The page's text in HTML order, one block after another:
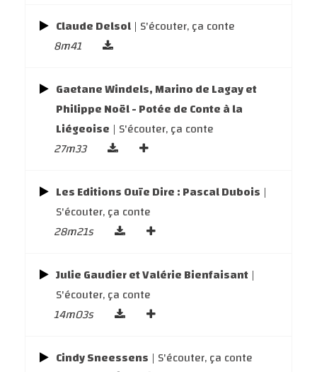
Claude Delsol | S'écouter, ça conte
8m41
Gaetane Windels, Marino de Lagay et
Philippe Noël - Potée de Conte à la
Liégeoise | S'écouter, ça conte
27m33
Les Editions Ouïe Dire : Pascal Dubois |
S'écouter, ça conte
28m21s
Julie Gaudier et Valérie Bienfaisant |
S'écouter, ça conte
14m03s
Cindy Sneessens | S'écouter, ça conte